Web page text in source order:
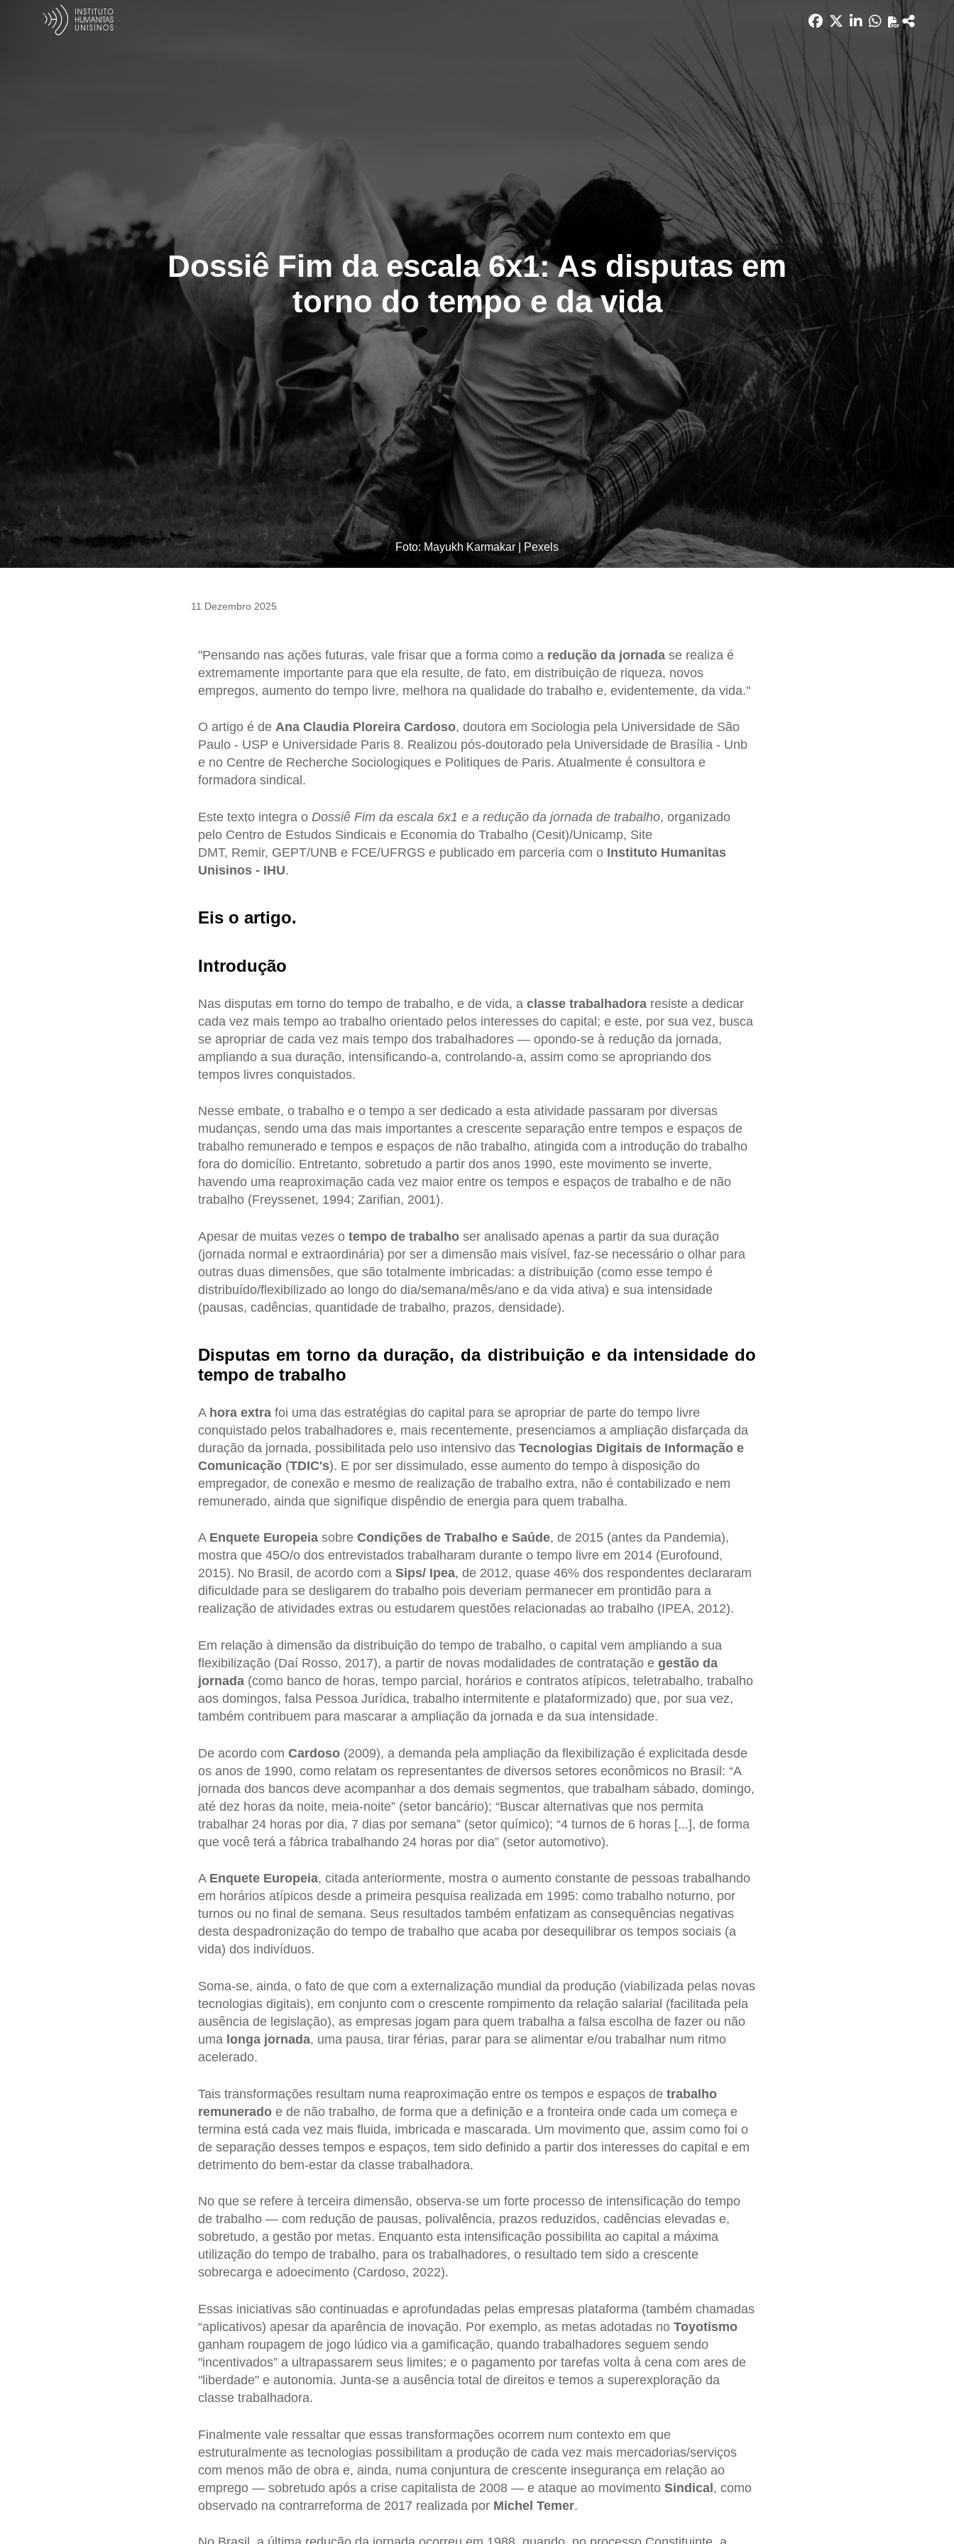
Dossiê Fim da escala 6x1: As disputas em
torno do tempo e da vida
Foto: Mayukh Karmakar | Pexels
11 Dezembro 2025
"Pensando nas ações futuras, vale frisar que a forma como a redução da jornadase realiza é
extremamente importante para que ela resulte, de fato, em distribuição de riqueza, novos
empregos, aumento do tempo livre, melhora na qualidade do trabalho e, evidentemente, da vida."
O artigo é de Ana Claudia Ploreira Cardoso, doutora em Sociologia pela Universidade de São
Paulo - USP e Universidade Paris 8. Realizou pós-doutorado pela Universidade de Brasília - Unb
e no Centre de Recherche Sociologiques e Politiques de Paris. Atualmente é consultora e
formadora sindical.
Este texto integra o Dossiê Fim da escala 6x1 e a redução da jornada de trabalho, organizado
pelo Centro de Estudos Sindicais e Economia do Trabalho (Cesit)/Unicamp, Site
DMT, Remir, GEPT/UNB e FCE/UFRGS e publicado em parceria com o Instituto Humanitas
Unisinos - IHU.
Eis o artigo.
Introdução
Nas disputas em torno do tempo de trabalho, e de vida, a classe trabalhadoraresiste a dedicar
cada vez mais tempo ao trabalho orientado pelos interesses do capital; e este, por sua vez, busca
se apropriar de cada vez mais tempo dos trabalhadores — opondo-se à redução da jornada,
ampliando a sua duração, intensificando-a, controlando-a, assim como se apropriando dos
tempos livres conquistados.
Nesse embate, o trabalho e o tempo a ser dedicado a esta atividade passaram por diversas
mudanças, sendo uma das mais importantes a crescente separação entre tempos e espaços de
trabalho remunerado e tempos e espaços de não trabalho, atingida com a introdução do trabalho
fora do domicílio. Entretanto, sobretudo a partir dos anos 1990, este movimento se inverte,
havendo uma reaproximação cada vez maior entre os tempos e espaços de trabalho e de não
trabalho (Freyssenet, 1994; Zarifian, 2001).
Apesar de muitas vezes otempo de trabalhoser analisado apenas a partir da sua duração
(jornada normal e extraordinária) por ser a dimensão mais visível, faz-se necessário o olhar para
outras duas dimensões, que são totalmente imbricadas: a distribuição (como esse tempo é
distribuído/flexibilizado ao longo do dia/semana/mês/ano e da vida ativa) e sua intensidade
(pausas, cadências, quantidade de trabalho, prazos, densidade).
Disputas em torno da duração, da distribuição e da intensidade do
tempo de trabalho
A hora extrafoi uma das estratégias do capital para se apropriar de parte do tempo livre
conquistado pelos trabalhadores e, mais recentemente, presenciamos a ampliação disfarçada da
duração da jornada, possibilitada pelo uso intensivo das Tecnologias Digitais de Informação e
Comunicação(TDIC's). E por ser dissimulado, esse aumento do tempo à disposição do
empregador, de conexão e mesmo de realização de trabalho extra, não é contabilizado e nem
remunerado, ainda que signifique dispêndio de energia para quem trabalha.
A Enquete EuropeiasobreCondições de Trabalho e Saúde, de 2015 (antes da Pandemia),
mostra que 45O/o dos entrevistados trabalharam durante o tempo livre em 2014 (Eurofound,
2015). No Brasil, de acordo com aSips/ Ipea, de 2012, quase 46% dos respondentes declararam
dificuldade para se desligarem do trabalho pois deveriam permanecer em prontidão para a
realização de atividades extras ou estudarem questões relacionadas ao trabalho (IPEA, 2012).
Em relação à dimensão da distribuição do tempo de trabalho, o capital vem ampliando a sua
flexibilização (Daí Rosso, 2017), a partir de novas modalidades de contratação egestão da
jornada(como banco de horas, tempo parcial, horários e contratos atípicos, teletrabalho, trabalho
aos domingos, falsa Pessoa Jurídica, trabalho intermitente e plataformizado) que, por sua vez,
também contribuem para mascarar a ampliação da jornada e da sua intensidade.
De acordo com Cardoso(2009), a demanda pela ampliação da flexibilização é explicitada desde
os anos de 1990, como relatam os representantes de diversos setores econômicos no Brasil: “A
jornada dos bancos deve acompanhar a dos demais segmentos, que trabalham sábado, domingo,
até dez horas da noite, meia-noite” (setor bancário); “Buscar alternativas que nos permita
trabalhar 24 horas por dia, 7 dias por semana” (setor químico); “4 turnos de 6 horas [...], de forma
que você terá a fábrica trabalhando 24 horas por dia” (setor automotivo).
A Enquete Europeia, citada anteriormente, mostra o aumento constante de pessoas trabalhando
em horários atípicos desde a primeira pesquisa realizada em 1995: como trabalho noturno, por
turnos ou no final de semana. Seus resultados também enfatizam as consequências negativas
desta despadronização do tempo de trabalho que acaba por desequilibrar os tempos sociais (a
vida) dos indivíduos.
Soma-se, ainda, o fato de que com a externalização mundial da produção (viabilizada pelas novas
tecnologias digitais), em conjunto com o crescente rompimento da relação salarial (facilitada pela
ausência de legislação), as empresas jogam para quem trabalha a falsa escolha de fazer ou não
uma longa jornada, uma pausa, tirar férias, parar para se alimentar e/ou trabalhar num ritmo
acelerado.
Tais transformações resultam numa reaproximação entre os tempos e espaços de trabalho
remuneradoe de não trabalho, de forma que a definição e a fronteira onde cada um começa e
termina está cada vez mais fluida, imbricada e mascarada. Um movimento que, assim como foi o
de separação desses tempos e espaços, tem sido definido a partir dos interesses do capital e em
detrimento do bem-estar da classe trabalhadora.
No que se refere à terceira dimensão, observa-se um forte processo de intensificação do tempo
de trabalho — com redução de pausas, polivalência, prazos reduzidos, cadências elevadas e,
sobretudo, a gestão por metas. Enquanto esta intensificação possibilita ao capital a máxima
utilização do tempo de trabalho, para os trabalhadores, o resultado tem sido a crescente
sobrecarga e adoecimento (Cardoso, 2022).
Essas iniciativas são continuadas e aprofundadas pelas empresas plataforma (também chamadas
“aplicativos) apesar da aparência de inovação. Por exemplo, as metas adotadas no Toyotismo
ganham roupagem de jogo lúdico via a gamificação, quando trabalhadores seguem sendo
"incentivados” a ultrapassarem seus limites; e o pagamento por tarefas volta à cena com ares de
"liberdade" e autonomia. Junta-se a ausência total de direitos e temos a superexploração da
classe trabalhadora.
Finalmente vale ressaltar que essas transformações ocorrem num contexto em que
estruturalmente as tecnologias possibilitam a produção de cada vez mais mercadorias/serviços
com menos mão de obra e, ainda, numa conjuntura de crescente insegurança em relação ao
emprego — sobretudo após a crise capitalista de 2008 — e ataque ao movimento Sindical, como
observado na contrarreforma de 2017 realizada por Michel Temer.